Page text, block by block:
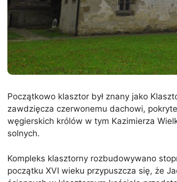
Początkowo klasztor był znany jako
zawdzięcza czerwonemu dachowi,
węgierskich królów w tym Kazimierza
solnych.
Kompleks klasztorny rozbudowywano
początku XVI wieku przypuszcza się, że